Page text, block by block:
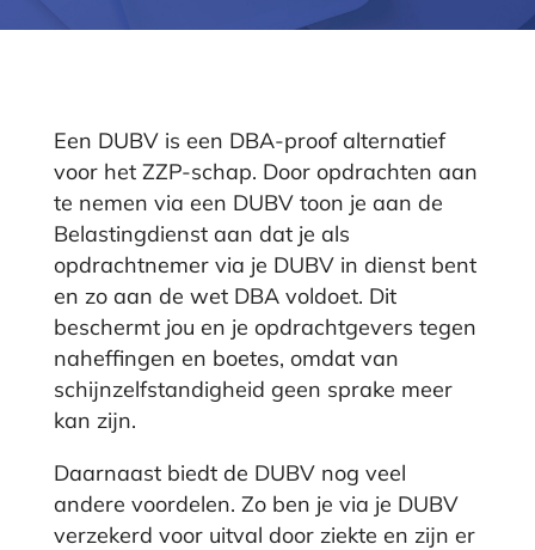
Een DUBV is een DBA-proof alternatief
voor het ZZP-schap. Door opdrachten aan
te nemen via een DUBV toon je aan de
Belastingdienst aan dat je als
opdrachtnemer via je DUBV in dienst bent
en zo aan de wet DBA voldoet. Dit
beschermt jou en je opdrachtgevers tegen
naheffingen en boetes, omdat van
schijnzelfstandigheid geen sprake meer
kan zijn.
Daarnaast biedt de DUBV nog veel
andere voordelen. Zo ben je via je DUBV
verzekerd voor uitval door ziekte en zijn er